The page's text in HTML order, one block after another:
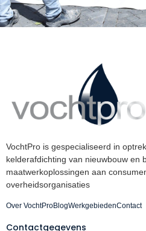
VochtPro is gespecialiseerd in
kelderafdichting van nieuwbouw en
maatwerkoplossingen aan
overheidsorganisaties
Over VochtProBlogWerkgebiedenContact
Contactgegevens